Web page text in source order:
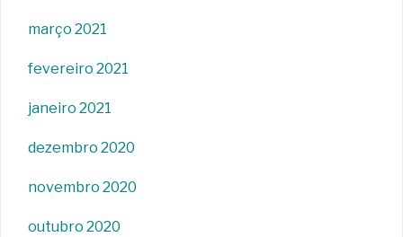
março 2021
fevereiro 2021
janeiro 2021
dezembro 2020
novembro 2020
outubro 2020